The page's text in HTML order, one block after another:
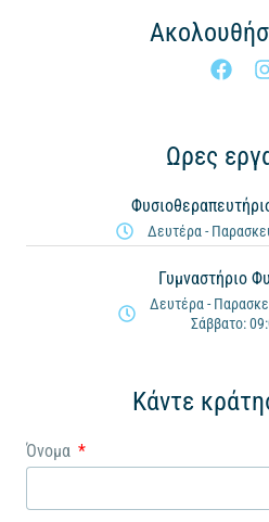
Ωρες
Δευτέρα -
Γυμναστήριο
Δευτέρα -
Σάββατο:
Κάντε
Όνομα